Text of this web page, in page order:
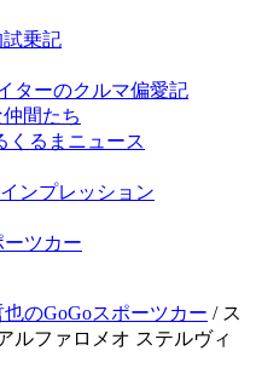
試乗記
ターのクルマ偏愛記
間たち
くるまニュース
ンプレッション
ーツカー
也のGoGoスポーツカー / ス
ルファロメオ ステルヴィ